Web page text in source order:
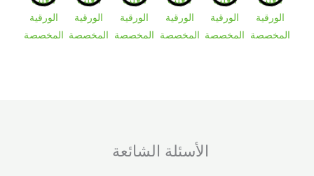
الأسئلة الشائعة